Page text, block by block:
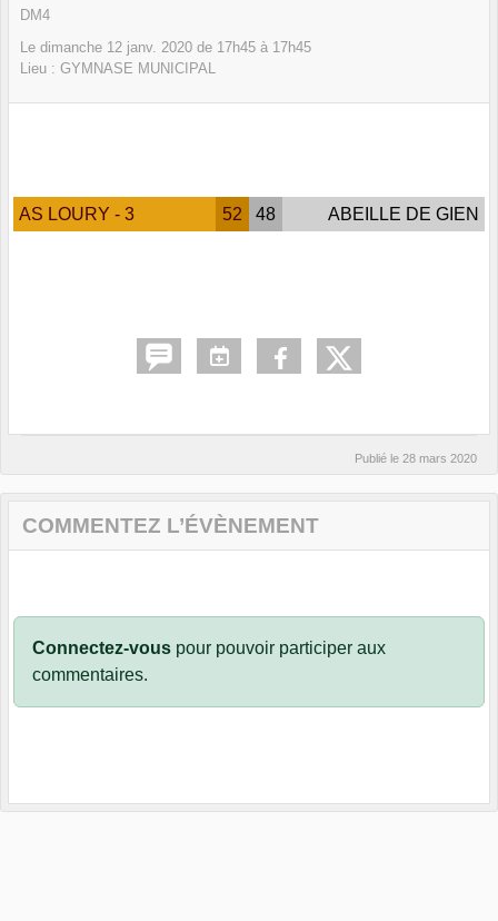
DM4
Le dimanche 12 janv. 2020 de 17h45 à 17h45
Lieu : GYMNASE MUNICIPAL
AS LOURY - 3 52 48 ABEILLE DE GIEN
Publié le 28 mars 2020
COMMENTEZ L’ÉVÈNEMENT
Connectez-vous pour pouvoir participer aux
commentaires.